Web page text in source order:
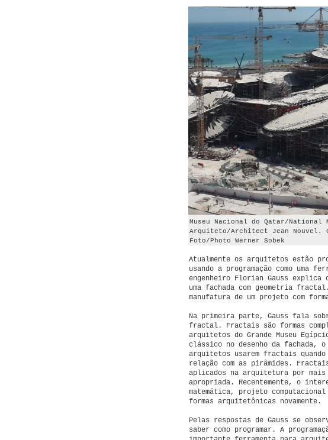
Museu Nacional do Qatar/National
Arquiteto/Architect Jean Nouvel.
Foto/Photo Werner Sobek
Atualmente os arquitetos estão
usando a programação como uma
engenheiro Florian Gauss explica
uma fachada com geometria
manufatura de um projeto com
Na primeira parte, Gauss fala
fractal. Fractais são formas
arquitetos do Grande Museu
clássico no desenho da fachada,
arquitetos usarem fractais
relação com as pirâmides.
aplicados na arquitetura por mais
apropriada. Recentemente, o
matemática, projeto
formas arquitetônicas novamente.
Pelas respostas de Gauss se
saber como programar. A